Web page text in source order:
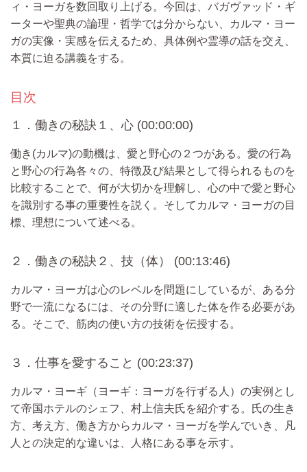
ィ・ヨーガを数回取り上げる。今回は、バガヴァッド・ギ
ーターや聖典の論理・哲学では分からない、カルマ・ヨー
ガの実像・実感を伝えるため、具体例や霊導の話を交え、
本質に迫る講義をする。
目次
１．働きの秘訣１、心 (00:00:00)
働き(カルマ)の動機は、愛と野心の２つがある。愛の行為
と野心の行為各々の、特徴及び結果として得られるものを
比較することで、何が大切かを理解し、心の中で愛と野心
を識別する事の重要性を説く。そしてカルマ・ヨーガの目
標、理想について述べる。
２．働きの秘訣２、技（体） (00:13:46)
カルマ・ヨーガは心のレベルを問題にしているが、ある分
野で一流になるには、その分野に適した体を作る必要があ
る。そこで、筋肉の使い方の技術を伝授する。
３．仕事を愛すること (00:23:37)
カルマ・ヨーギ（ヨーギ：ヨーガを行ずる人）の実例とし
て帝国ホテルのシェフ、村上信夫氏を紹介する。氏の生き
方、考え方、働き方からカルマ・ヨーガを学んでいき、凡
人との決定的な違いは、人格にある事を示す。